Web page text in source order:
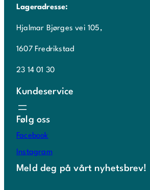
Lageradresse:
Hjalmar Bjørges vei 105,
1607 Fredrikstad
23 14 01 30
Kundeservice
Følg oss
Facebook
Instagram
Meld deg på vårt nyhetsbrev!